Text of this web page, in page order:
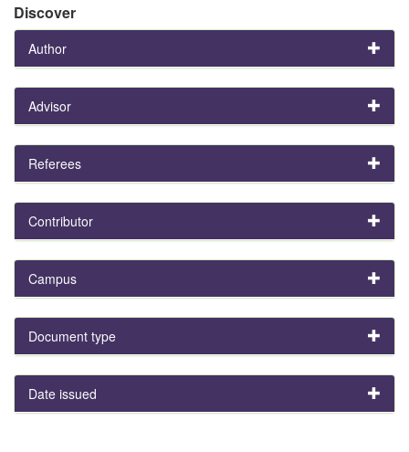
Discover
Author
Advisor
Referees
Contributor
Campus
Document type
Date issued